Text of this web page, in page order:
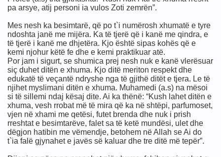
pa arsye, atij personi ia vulos Zoti zemrën”.
Mes nesh ka besimtarë, që po t`i numërosh xhumatë e tyre
ndoshta janë me mijëra. Ka të tjerë që i kanë me qindra, e
të tjerë i kanë me dhjetëra. Kjo është sipas kohës që e
kemi njohur këtë fe dhe e kemi praktikuar atë.
Por jam i sigurt, se shumica prej nesh nuk e kanë vlerësuar
siç duhet ditën e xhuma. Kjo ditë meriton respekt dhe
edukatë të veçantë ndryshe nga të gjithë ditët e tjera. Le të
njihet myslimani ditën e xhuma. Muhamedi (a.s) na mësoi
si të sillemi ndaj kësaj dite. Ai ka thënë: “Kush lahet ditën e
xhuma, vesh rrobat më të mira që ka në shtëpi, parfumoset,
vjen në xhami me qetësi, futet brenda dhe nuk i prish
rreshtat e besimtarëve, falet sa të ketë mundësi, ulet dhe
dëgjon hatibin me vëmendje, betohem në Allah se Ai do
t`ia falë gjynahet e javës së kaluar dhe tre ditë më tepër”.